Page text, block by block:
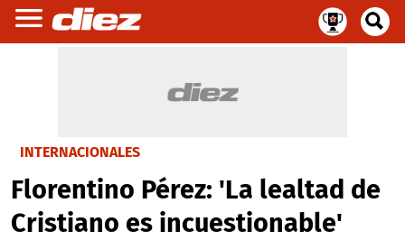
INTERNACIONALES
Florentino Pérez: 'La lealtad de
Cristiano es incuestionable'